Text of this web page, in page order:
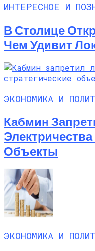
ИНТЕРЕСНОЕ И
В Столице
Чем Удивит
ЭКОНОМИКА И
Кабмин
Объекты
ЭКОНОМИКА И